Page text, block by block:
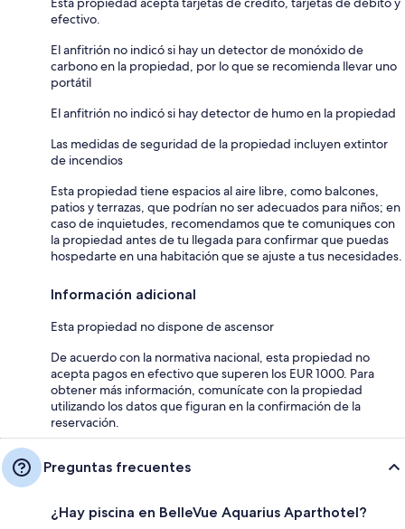
efectivo.
El anfitrión no indicó si hay un detector de monóxido de
carbono en la propiedad, por lo que se recomienda llevar uno
portátil
El anfitrión no indicó si hay detector de humo en la propiedad
Las medidas de seguridad de la propiedad incluyen extintor
de incendios
Esta propiedad tiene espacios al aire libre, como balcones,
patios y terrazas, que podrían no ser adecuados para niños; en
caso de inquietudes, recomendamos que te comuniques con
la propiedad antes de tu llegada para confirmar que puedas
hospedarte en una habitación que se ajuste a tus necesidades.
Información adicional
Esta propiedad no dispone de ascensor
De acuerdo con la normativa nacional, esta propiedad no
acepta pagos en efectivo que superen los EUR 1000. Para
obtener más información, comunícate con la propiedad
utilizando los datos que figuran en la confirmación de la
reservación.
Preguntas frecuentes
¿Hay piscina en BelleVue Aquarius Aparthotel?